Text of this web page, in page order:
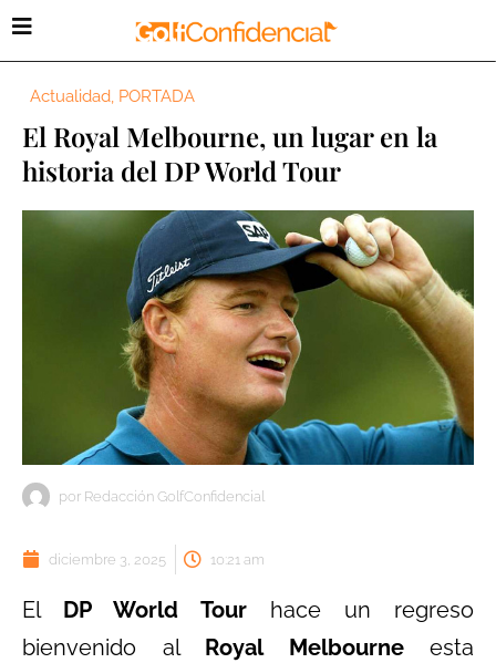
Actualidad, PORTADA
El Royal Melbourne, un lugar en la
historia del DP World Tour
por Redacción GolfConfidencial
diciembre 3, 2025 10:21 am
El DP World Tour hace un regreso
bienvenido al Royal Melbourneesta